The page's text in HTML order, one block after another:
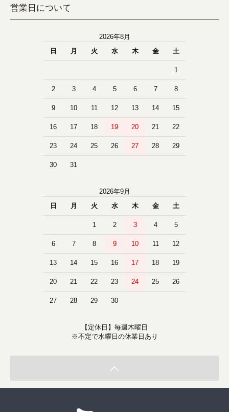
営業日について
2026年8月
日
月 火 水 木 金 土
1
2 3 4 5 6 7 8
9 10 11 12 13 14 15
16 17 18 19 20 21 22
23 24 25 26 27 28 29
30 31
2026年9月
日
月 火 水 木 金 土
1 2 3 4 5
6 7 8 9 10 11 12
13 14 15 16 17 18 19
20 21 22 23 24 25 26
27 28 29 30
【定休日】毎週木曜日
※不定で水曜日の休業日あり